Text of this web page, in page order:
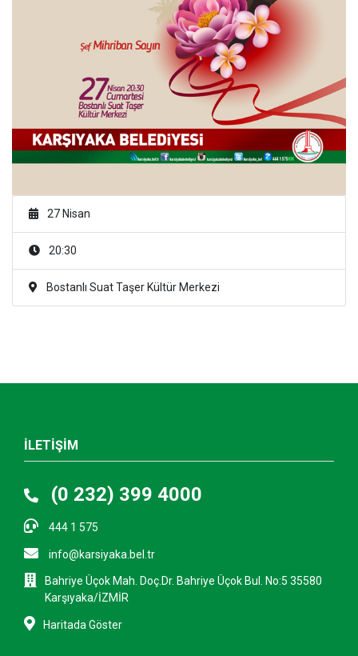
27 Nisan
20:30
Bostanlı Suat Taşer Kültür Merkezi
İLETİŞİM
(0 232) 399 4000
444 1 575
info@karsiyaka.bel.tr
Bahriye Üçok Mah. Doç.Dr. Bahriye Üçok Bul. No:5 35580
Karşıyaka/İZMİR
Haritada Göster